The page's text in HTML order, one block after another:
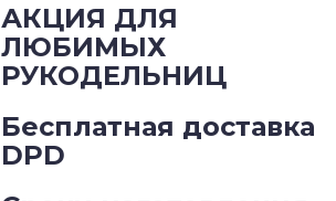
АКЦИЯ ДЛЯ
ЛЮБИМЫХ
РУКОДЕЛЬНИЦ
Бесплатная доставка
DPD